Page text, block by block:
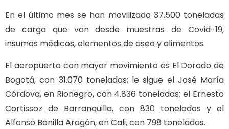
En el último mes se han movilizado 37.500 toneladas
de carga que van desde muestras de Covid-19,
insumos médicos, elementos de aseo y alimentos.
El aeropuerto con mayor movimiento es El Dorado de
Bogotá, con 31.070 toneladas; le sigue el José María
Córdova, en Rionegro, con 4.836 toneladas; el Ernesto
Cortissoz de Barranquilla, con 830 toneladas y el
Alfonso Bonilla Aragón, en Cali, con 798 toneladas.